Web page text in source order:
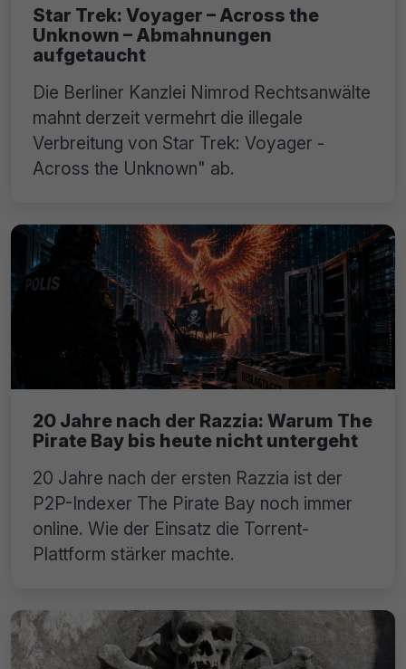
Star Trek: Voyager – Across the
Unknown – Abmahnungen
aufgetaucht
Die Berliner Kanzlei Nimrod Rechtsanwälte
mahnt derzeit vermehrt die illegale
Verbreitung von Star Trek: Voyager -
Across the Unknown" ab.
20 Jahre nach der Razzia: Warum The
Pirate Bay bis heute nicht untergeht
20 Jahre nach der ersten Razzia ist der
P2P-Indexer The Pirate Bay noch immer
online. Wie der Einsatz die Torrent-
Plattform stärker machte.